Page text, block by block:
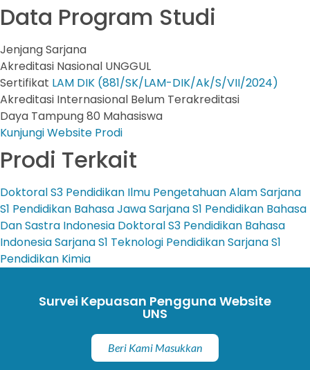
Data Program Studi
JenjangSarjana
Akreditasi Nasional UNGGUL
Sertifikat LAM DIK (881/SK/LAM-DIK/Ak/S/VII/2024)
Akreditasi Internasional Belum Terakreditasi
Daya Tampung80 Mahasiswa
Kunjungi Website Prodi
Prodi Terkait
DoktoralS3 Pendidikan Ilmu Pengetahuan AlamSarjana
S1 Pendidikan Bahasa JawaSarjanaS1 Pendidikan Bahasa
Dan Sastra Indonesia DoktoralS3 Pendidikan Bahasa
IndonesiaSarjanaS1 Teknologi PendidikanSarjanaS1
Pendidikan Kimia
Survei Kepuasan Pengguna Website
UNS
Beri Kami Masukkan